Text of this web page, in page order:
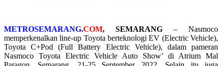
METROSEMARANG.COM, SEMARANG – Nasmoco
memperkenalkan line-up Toyota berteknologi EV (Electric Vehicle),
Toyota C+Pod (Full Battery Electric Vehicle), dalam pameran
Nasmoco Toyota Electric Vehicle Auto Show’ di Atrium Mal